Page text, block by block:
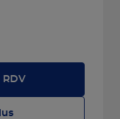
RDV